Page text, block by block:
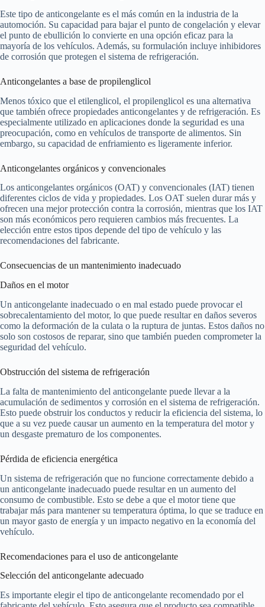
Este tipo de anticongelante es el más común en la industria de la
automoción. Su capacidad para bajar el punto de congelación y elevar
el punto de ebullición lo convierte en una opción eficaz para la
mayoría de los vehículos. Además, su formulación incluye inhibidores
de corrosión que protegen el sistema de refrigeración.
Anticongelantes a base de propilenglicol
Menos tóxico que el etilenglicol, el propilenglicol es una alternativa
que también ofrece propiedades anticongelantes y de refrigeración. Es
especialmente utilizado en aplicaciones donde la seguridad es una
preocupación, como en vehículos de transporte de alimentos. Sin
embargo, su capacidad de enfriamiento es ligeramente inferior.
Anticongelantes orgánicos y convencionales
Los anticongelantes orgánicos (OAT) y convencionales (IAT) tienen
diferentes ciclos de vida y propiedades. Los OAT suelen durar más y
ofrecen una mejor protección contra la corrosión, mientras que los IAT
son más económicos pero requieren cambios más frecuentes. La
elección entre estos tipos depende del tipo de vehículo y las
recomendaciones del fabricante.
Consecuencias de un mantenimiento inadecuado
Daños en el motor
Un anticongelante inadecuado o en mal estado puede provocar el
sobrecalentamiento del motor, lo que puede resultar en daños severos
como la deformación de la culata o la ruptura de juntas. Estos daños no
solo son costosos de reparar, sino que también pueden comprometer la
seguridad del vehículo.
Obstrucción del sistema de refrigeración
La falta de mantenimiento del anticongelante puede llevar a la
acumulación de sedimentos y corrosión en el sistema de refrigeración.
Esto puede obstruir los conductos y reducir la eficiencia del sistema, lo
que a su vez puede causar un aumento en la temperatura del motor y
un desgaste prematuro de los componentes.
Pérdida de eficiencia energética
Un sistema de refrigeración que no funcione correctamente debido a
un anticongelante inadecuado puede resultar en un aumento del
consumo de combustible. Esto se debe a que el motor tiene que
trabajar más para mantener su temperatura óptima, lo que se traduce en
un mayor gasto de energía y un impacto negativo en la economía del
vehículo.
Recomendaciones para el uso de anticongelante
Selección del anticongelante adecuado
Es importante elegir el tipo de anticongelante recomendado por el